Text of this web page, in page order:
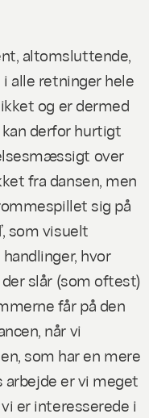
altomsluttende,
alle retninger hele
og er dermed
derfor hurtigt
over
fra dansen, men
sig på
som visuelt
hvor
slår (som oftest)
får på den
når vi
som har en mere
er vi meget
er interesserede i